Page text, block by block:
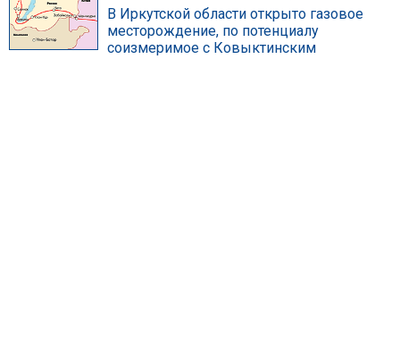
В Иркутской области открыто газовое
месторождение, по потенциалу
соизмеримое с Ковыктинским